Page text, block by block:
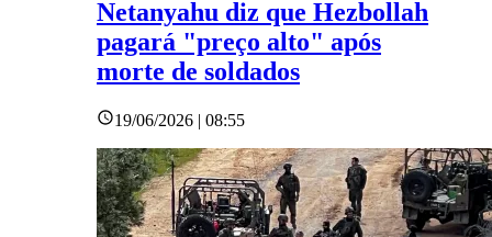
Netanyahu diz que Hezbollah
pagará "preço alto" após
morte de soldados
19/06/2026 | 08:55